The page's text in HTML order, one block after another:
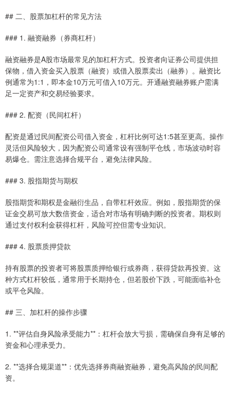
## 二、股票加杠杆的常见方法
### 1. 融资融券（券商杠杆）
融资融券是A股市场最常见的加杠杆方式。投资者向证券公司提供担
保物，借入资金买入股票（融资）或借入股票卖出（融券）。融资比
例通常为1:1，即本金10万元可借入10万元。开通融资融券账户需满
足一定资产和交易经验要求。
### 2. 配资（民间杠杆）
配资是通过民间配资公司借入资金，杠杆比例可达1:5甚至更高。操作
灵活但风险较大，因为配资公司通常设有强制平仓线，市场波动时容
易爆仓。需注意选择合规平台，避免法律风险。
### 3. 股指期货与期权
股指期货和期权是金融衍生品，自带杠杆效应。例如，股指期货的保
证金交易可放大数倍资金，适合对市场有明确判断的投资者。期权则
通过支付权利金获得杠杆，风险可控但需专业知识。
### 4. 股票质押贷款
持有股票的投资者可将股票质押给银行或券商，获得贷款再投资。这
种方式杠杆较低，通常用于长期持仓，但若股价下跌，可能面临补仓
或平仓风险。
## 三、加杠杆的操作步骤
1. **评估自身风险承受能力**：杠杆会放大亏损，需确保自身有足够的
资金和心理承受力。
2. **选择合规渠道**：优先选择券商融资融券，避免高风险的民间配
资。